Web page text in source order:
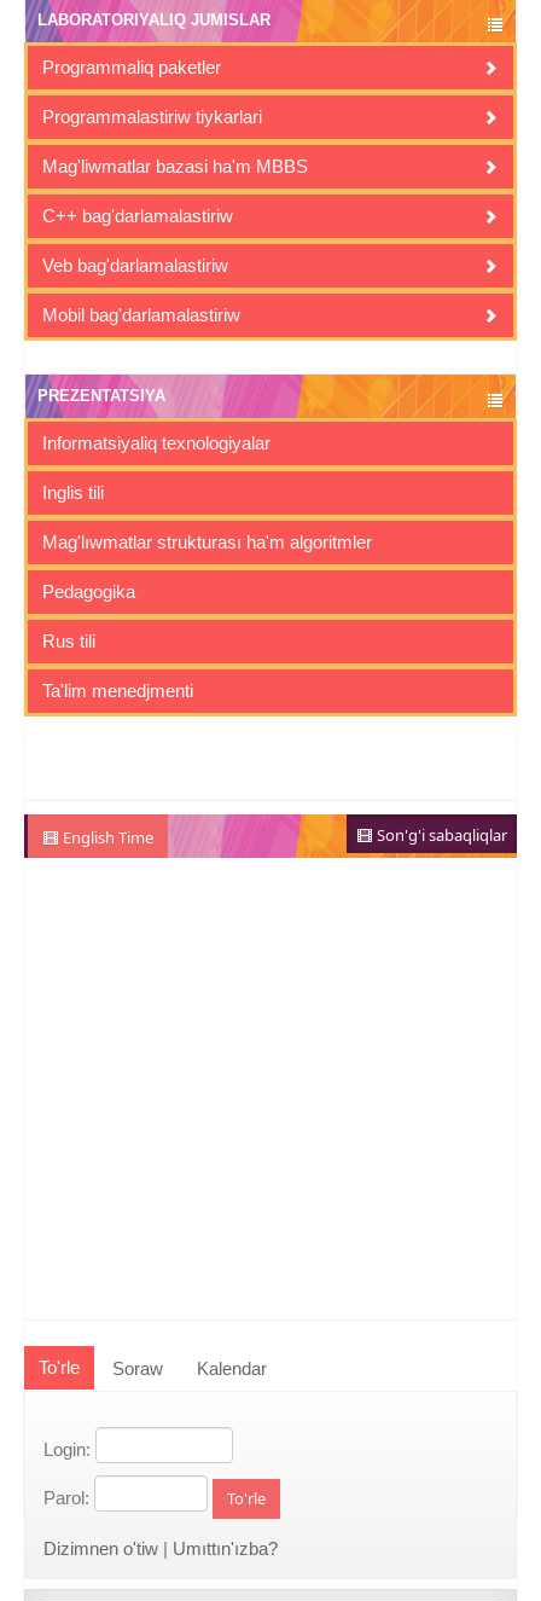
LABORATORIYALIQ JUMISLAR
Programmaliq paketler
Programmalastiriw tiykarlari
Mag'liwmatlar bazasi ha'm MBBS
C++ bag'darlamalastiriw
Veb bag'darlamalastiriw
Mobil bag'darlamalastiriw
PREZENTATSIYA
Informatsiyaliq texnologiyalar
Inglis tili
Mag'lıwmatlar strukturası ha'm algoritmler
Pedagogika
Rus tili
Ta'lim menedjmenti
English Time Son'g'i sabaqliqlar
To'rle Soraw Kalendar
Login:
Parol: To'rle
Dizimnen o'tiw | Umıttın'ızba?